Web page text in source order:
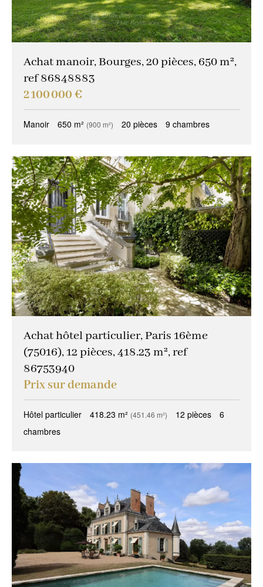
Achat manoir, Bourges, 20 pièces, 650 m²,
ref 86848883
2 100 000 €
Manoir 650 m² (900 m²) 20 pièces 9 chambres
Achat hôtel particulier, Paris 16ème
(75016), 12 pièces, 418.23 m², ref
86753940
Prix sur demande
Hôtel particulier 418.23 m² (451.46 m²) 12 pièces
6
chambres